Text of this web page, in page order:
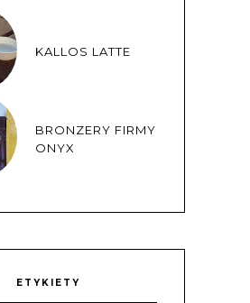
KALLOS LATTE
BRONZERY FIRMY
ONYX
ETYKIETY